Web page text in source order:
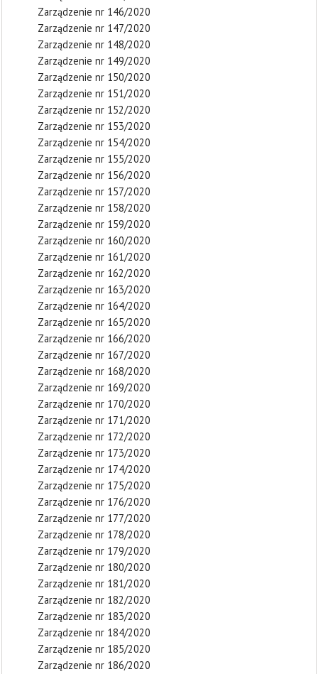
Zarządzenie nr 146/2020
Zarządzenie nr 147/2020
Zarządzenie nr 148/2020
Zarządzenie nr 149/2020
Zarządzenie nr 150/2020
Zarządzenie nr 151/2020
Zarządzenie nr 152/2020
Zarządzenie nr 153/2020
Zarządzenie nr 154/2020
Zarządzenie nr 155/2020
Zarządzenie nr 156/2020
Zarządzenie nr 157/2020
Zarządzenie nr 158/2020
Zarządzenie nr 159/2020
Zarządzenie nr 160/2020
Zarządzenie nr 161/2020
Zarządzenie nr 162/2020
Zarządzenie nr 163/2020
Zarządzenie nr 164/2020
Zarządzenie nr 165/2020
Zarządzenie nr 166/2020
Zarządzenie nr 167/2020
Zarządzenie nr 168/2020
Zarządzenie nr 169/2020
Zarządzenie nr 170/2020
Zarządzenie nr 171/2020
Zarządzenie nr 172/2020
Zarządzenie nr 173/2020
Zarządzenie nr 174/2020
Zarządzenie nr 175/2020
Zarządzenie nr 176/2020
Zarządzenie nr 177/2020
Zarządzenie nr 178/2020
Zarządzenie nr 179/2020
Zarządzenie nr 180/2020
Zarządzenie nr 181/2020
Zarządzenie nr 182/2020
Zarządzenie nr 183/2020
Zarządzenie nr 184/2020
Zarządzenie nr 185/2020
Zarządzenie nr 186/2020